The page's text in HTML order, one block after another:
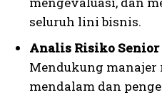
seluruh lini bisnis.
Analis Risiko
Mendukung
mendalam dan